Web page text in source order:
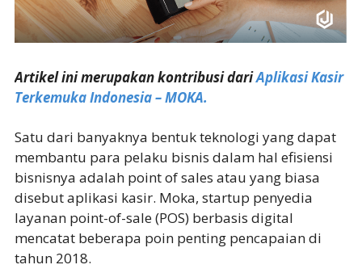
Artikel ini merupakan kontribusi dariAplikasi Kasir
Terkemuka Indonesia – MOKA.
Satu dari banyaknya bentuk teknologi yang dapat
membantu para pelaku bisnis dalam hal efisiensi
bisnisnya adalah point of sales atau yang biasa
disebut aplikasi kasir. Moka, startup penyedia
layanan point-of-sale (POS) berbasis digital
mencatat beberapa poin penting pencapaian di
tahun 2018.